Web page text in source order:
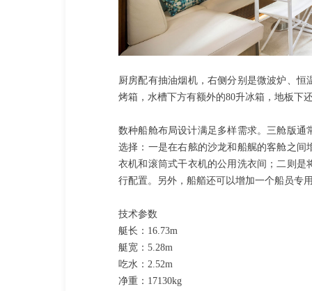
厨房配有抽油烟机，右侧分别是微波炉、
烤箱，水槽下方有额外的80升冰箱，地板下
数种船舱布局设计满足多样需求。三舱版
选择：一是在右舷的沙龙和船艉的客舱之
衣机和滚筒式干衣机的公用洗衣间；二则
行配置。另外，船艏还可以增加一个船员专
技术参数
艇长：16.73m
艇宽：5.28m
吃水：2.52m
净重：17130kg